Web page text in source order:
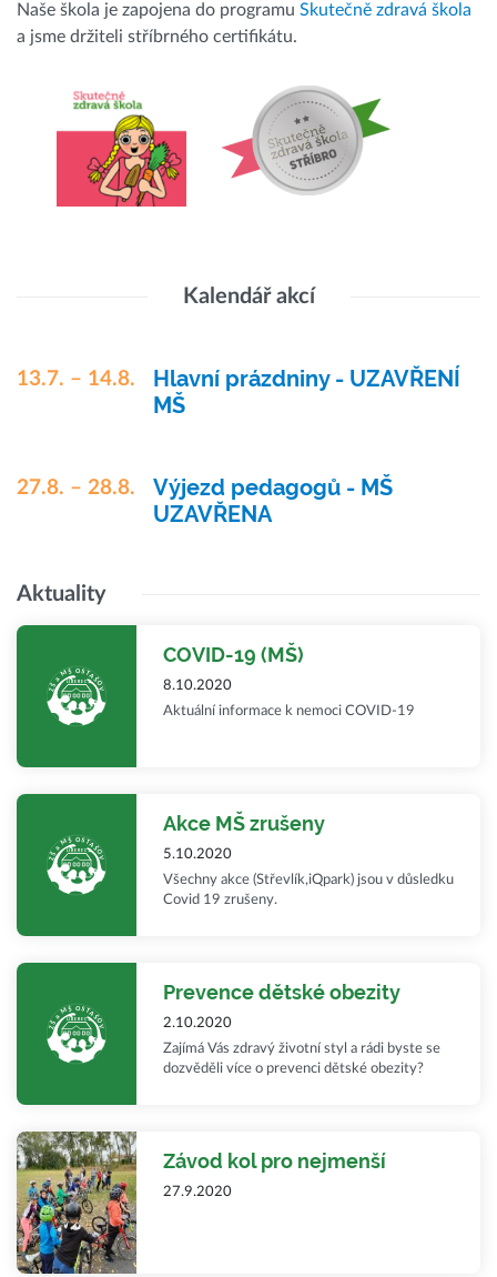
Naše škola je zapojena do programu Skutečně zdravá škola
a jsme držiteli stříbrného certifikátu.
Kalendář akcí
13.7. – 14.8.
Hlavní prázdniny - UZAVŘENÍ
MŠ
27.8. – 28.8.
Výjezd pedagogů - MŠ
UZAVŘENA
Aktuality
COVID-19 (MŠ)
8.10.2020
Aktuální informace k nemoci COVID-19
Akce MŠ zrušeny
5.10.2020
Všechny akce (Střevlík,iQpark) jsou v důsledku
Covid 19 zrušeny.
Prevence dětské obezity
2.10.2020
Zajímá Vás zdravý životní styl a rádi byste se
dozvěděli více o prevenci dětské obezity?
Závod kol pro nejmenší
27.9.2020